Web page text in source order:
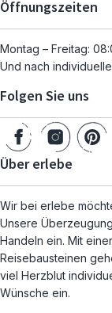
Öffnungszeiten
Montag – Freitag:
Und nach
Folgen Sie uns
Über erlebe
Wir bei erlebe
Unsere
Handeln ein. Mit
Reisebausteinen
viel Herzblut
Wünsche ein.